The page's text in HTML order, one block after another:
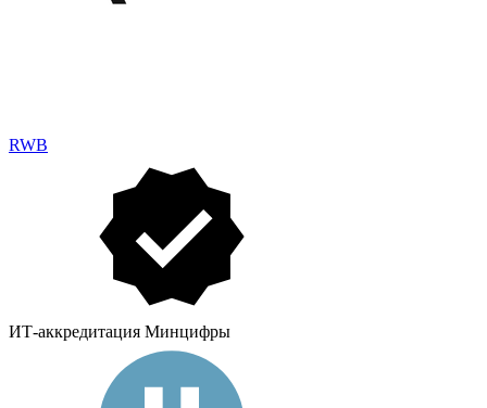
RWB
ИТ-аккредитация Минцифры